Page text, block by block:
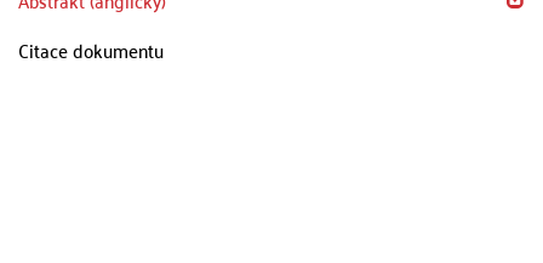
Citace dokumentu